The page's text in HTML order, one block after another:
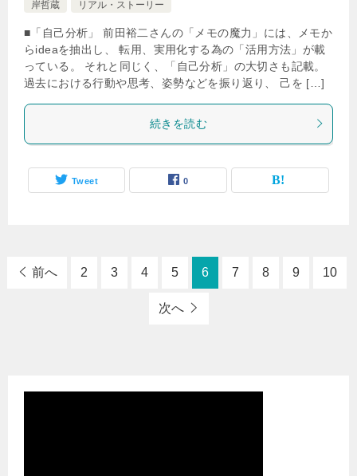
岸哲蔵 リアル・ストーリー
■「自己分析」 前田裕二さんの「メモの魔力」には、メモか
らideaを抽出し、 転用、実用化する為の「活用方法」が載
っている。 それと同じく、「自己分析」の大切さも記載。
過去における行動や思考、姿勢などを振り返り、 己を […]
続きを読む
Tweet 0
前へ 2 3 4 5 6 7 8 9 10
次へ